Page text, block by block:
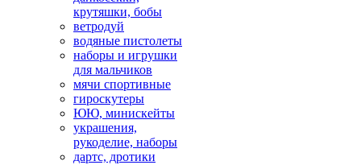
крутяшки, бобы
ветродуй
водяные пистолеты
наборы и игрушки
для мальчиков
мячи спортивные
гироскутеры
ЮЮ, минискейты
украшения,
рукоделие, наборы
дартс, дротики